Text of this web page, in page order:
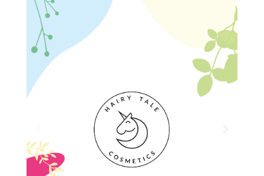
ARTYŚCI
GDZIE KUPIĆ
KONTAKT